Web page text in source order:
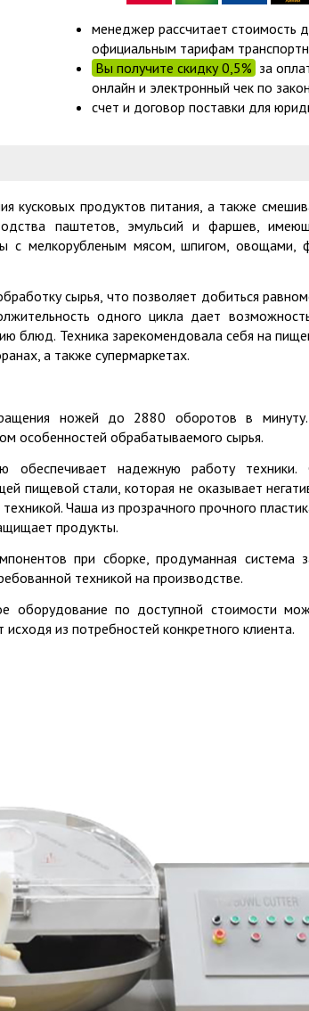
менеджер рассчитает стоимость
официальным тарифам
Вы получите скидку 0,5% за
онлайн и электронный чек по
счет и договор поставки для
кусковых продуктов питания, а также
паштетов, эмульсий и фаршев,
с мелкорубленым мясом, шпигом, овощами,
сырья, что позволяет добиться
одного цикла дает
блюд. Техника зарекомендовала себя на
а также супермаркетах.
ножей до 2880 оборотов в
особенностей обрабатываемого сырья.
обеспечивает надежную работу техники.
пищевой стали, которая не оказывает
Чаша из прозрачного прочного
продукты.
при сборке, продуманная система
техникой на производстве.
оборудование по доступной стоимости
из потребностей конкретного клиента.